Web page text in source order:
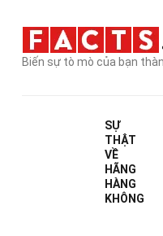
Biến sự tò mò của bạn
SỰ
THẬT
VỀ
HÃNG
HÀNG
KHÔNG